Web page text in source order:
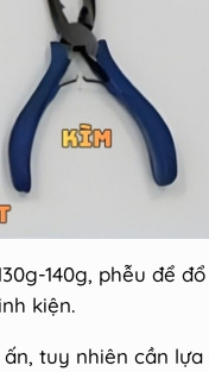
140g, phễu để
kiện.
tuy nhiên cần lựa